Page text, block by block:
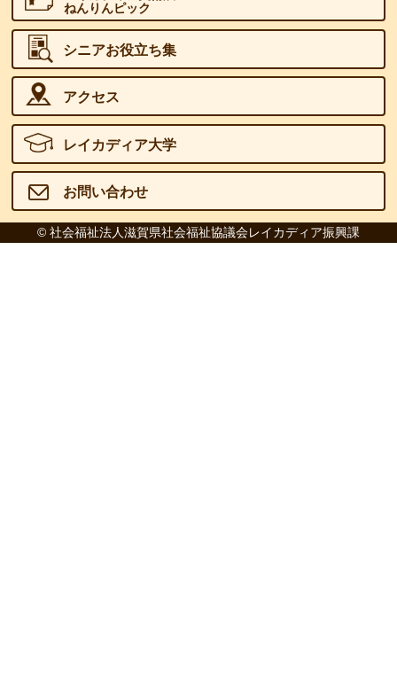
ねんりんピック
シニアお役立ち集
アクセス
レイカディア大学
お問い合わせ
© 社会福祉法人滋賀県社会福祉協議会レイカディア振興課